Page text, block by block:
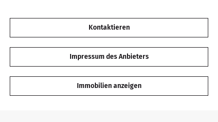
Kontaktieren
Impressum des Anbieters
Immobilien anzeigen